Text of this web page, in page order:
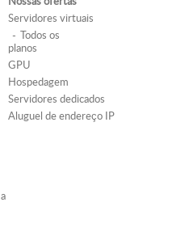
sem complexidade
você terá acesso ao painel
VPS.
você terá acesso ao seu servidor
Suporte 24 horas por dia, 7
sempre pronto para ajudá-lo
Servidores virtuais
Todos os
planos
GPU
Hospedagem
Servidores dedicados
Aluguel de endereço IP